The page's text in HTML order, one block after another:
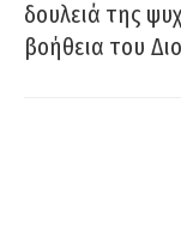
δουλειά της
βοήθεια του